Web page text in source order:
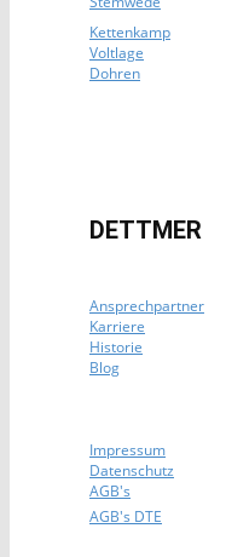
Kettenkamp
Voltlage
Dohren
DETTMER
Ansprechpartner
Karriere
Historie
Blog
Impressum
Datenschutz
AGB's
AGB's DTE